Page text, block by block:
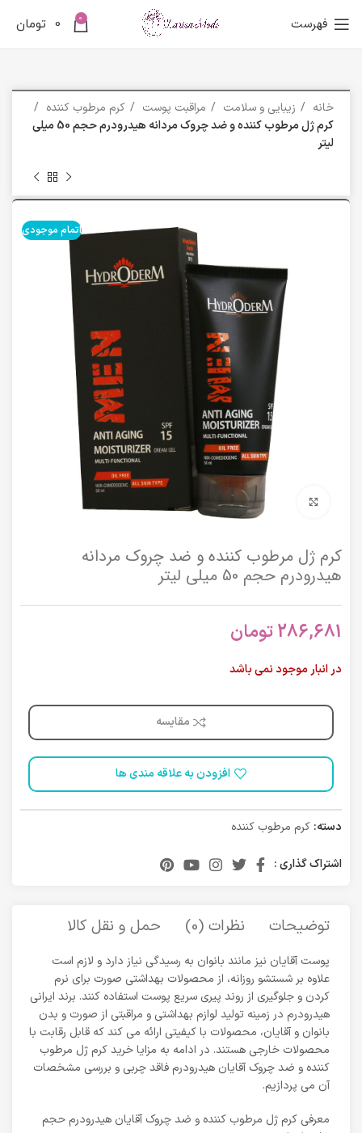
فهرست 0
0 تومان
خانه زیبایی و سلامت مراقبت پوست
کرم مرطوب کننده
کرم ژل مرطوب کننده و ضد چروک مردانه هیدرودرم حجم 50 میلی
لیتر
اتمام موجودی
برای بزرگنمایی کلیک کنید
کرم ژل مرطوب کننده و ضد چروک مردانه
هیدرودرم حجم 50 میلی لیتر
286,681تومان
در انبار موجود نمی باشد
مقایسه
افزودن به علاقه مندی ها
دسته: کرم مرطوب کننده
اشتراک گذاری :
توضیحات نظرات (0) حمل و نقل کالا
پوست آقایان نیز مانند بانوان به رسیدگی نیاز دارد و لازم است
علاوه بر شستشو روزانه، از محصولات بهداشتی صورت برای نرم
کردن و جلوگیری از روند پیری سریع پوست استفاده کنند. برند ایرانی
هیدرودرم در زمینه تولید لوازم بهداشتی و مراقبتی از صورت و بدن
بانوان و آقایان، محصولات با کیفیتی ارائه می کند که قابل رقابت با
محصولات خارجی هستند. در ادامه به مزایا خرید کرم ژل مرطوب
کننده و ضد چروک آقایان هیدرودرم فاقد چربی و بررسی مشخصات
آن می پردازیم.
معرفی کرم ژل مرطوب کننده و ضد چروک آقایان هیدرودرم حجم